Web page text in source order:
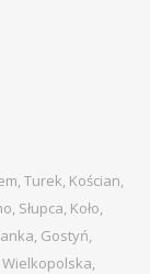
Turek, Kościan,
Słupca, Koło,
Gostyń,
Wielkopolska,